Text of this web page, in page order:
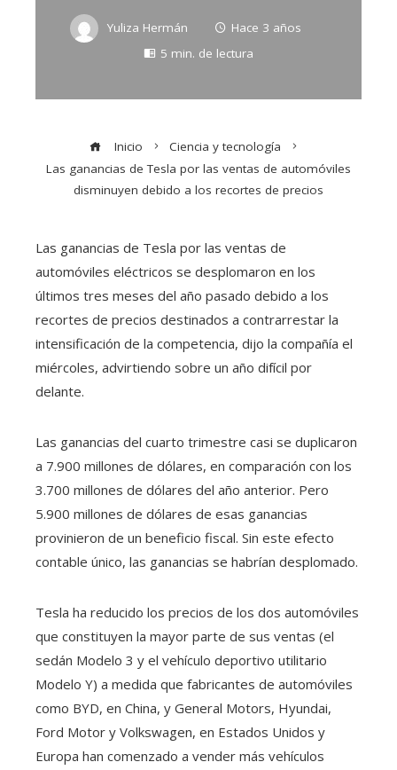
Yuliza Hermán
Hace 3 años
5 min. de lectura
Inicio
Ciencia y tecnología
Las ganancias de Tesla por las ventas de automóviles
disminuyen debido a los recortes de precios
Las ganancias de Tesla por las ventas de
automóviles eléctricos se desplomaron en los
últimos tres meses del año pasado debido a los
recortes de precios destinados a contrarrestar la
intensificación de la competencia, dijo la compañía el
miércoles, advirtiendo sobre un año difícil por
delante.
Las ganancias del cuarto trimestre casi se duplicaron
a 7.900 millones de dólares, en comparación con los
3.700 millones de dólares del año anterior. Pero
5.900 millones de dólares de esas ganancias
provinieron de un beneficio fiscal. Sin este efecto
contable único, las ganancias se habrían desplomado.
Tesla ha reducido los precios de los dos automóviles
que constituyen la mayor parte de sus ventas (el
sedán Modelo 3 y el vehículo deportivo utilitario
Modelo Y) a medida que fabricantes de automóviles
como BYD, en China, y General Motors, Hyundai,
Ford Motor y Volkswagen, en Estados Unidos y
Europa han comenzado a vender más vehículos